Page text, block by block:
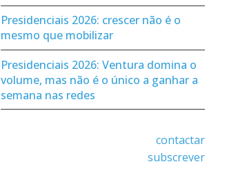
Presidenciais 2026: crescer não é o
mesmo que mobilizar
Presidenciais 2026: Ventura domina o
volume, mas não é o único a ganhar a
semana nas redes
contactar
subscrever